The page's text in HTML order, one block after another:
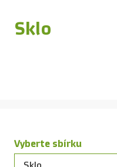
Sklo
Vyberte sbírku